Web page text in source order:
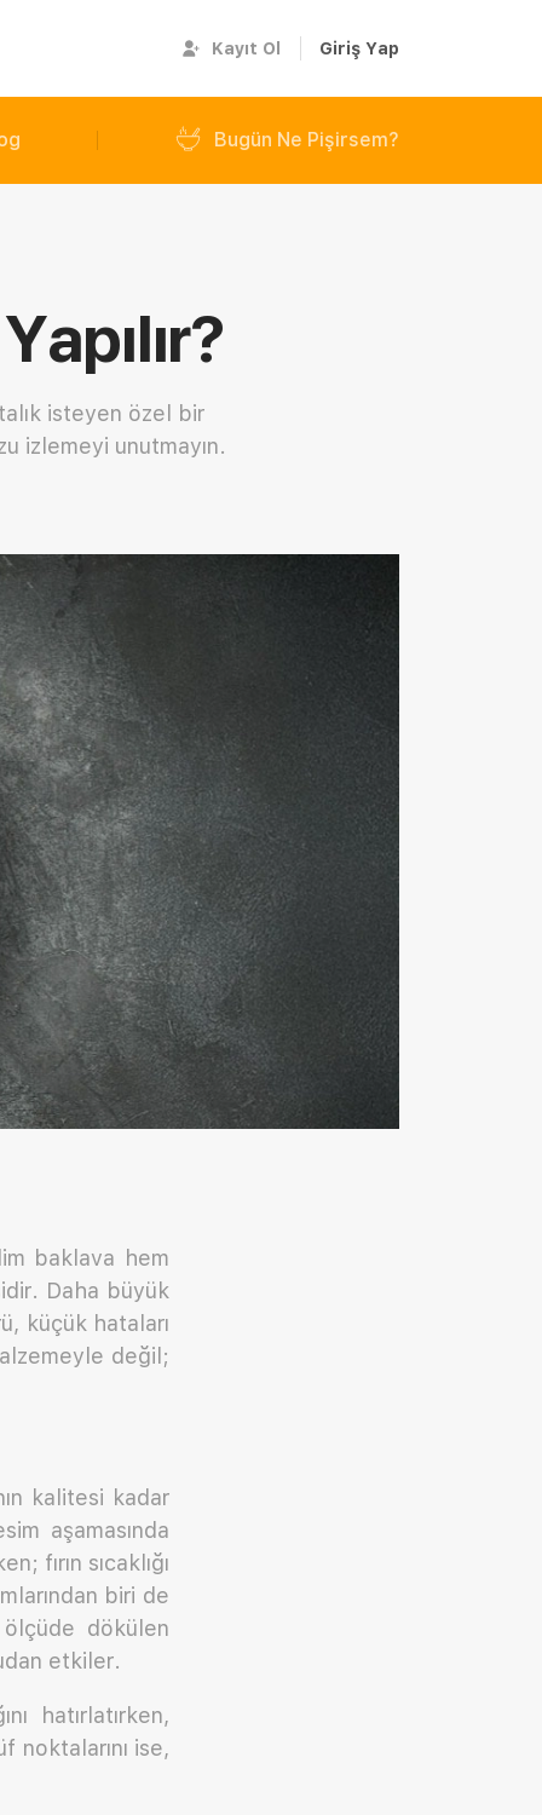
Kayıt Ol Giriş Yap
Bugün Ne Pişirsem?
isteyen özel bir
izlemeyi unutmayın.
baklava hem
Daha büyük
küçük hataları
değil;
kalitesi kadar
aşamasında
fırın sıcaklığı
biri de
dökülen
etkiler.
hatırlatırken,
noktalarını ise,